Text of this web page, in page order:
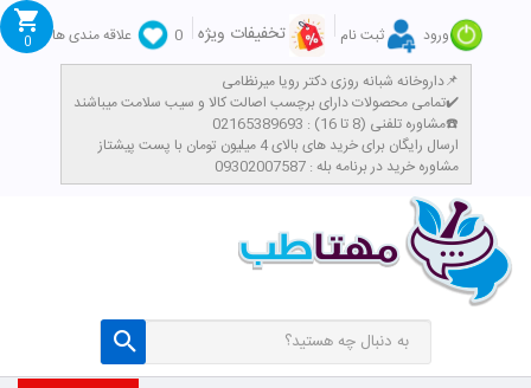
ورود ثبت نام تخفیفات ویژه 0
علاقه مندی ها
داروخانه شبانه روزی دکتر رویا میرنظامی📌
تمامی محصولات دارای برچسب اصالت کالا و سیب سلامت میباشند✔️
مشاوره تلفنی (8 تا 16) : 02165389693☎️
​ارسال رایگان برای خرید های بالای 4 میلیون تومان با پست پیشتاز
مشاوره خرید در برنامه بله : 09302007587
0